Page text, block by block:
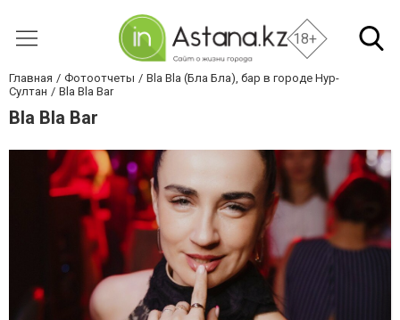
18+
Главная Фотоотчеты
Bla Bla (Бла Бла), бар в городе Нур-
Султан
Bla Bla Bar
Bla Bla Bar